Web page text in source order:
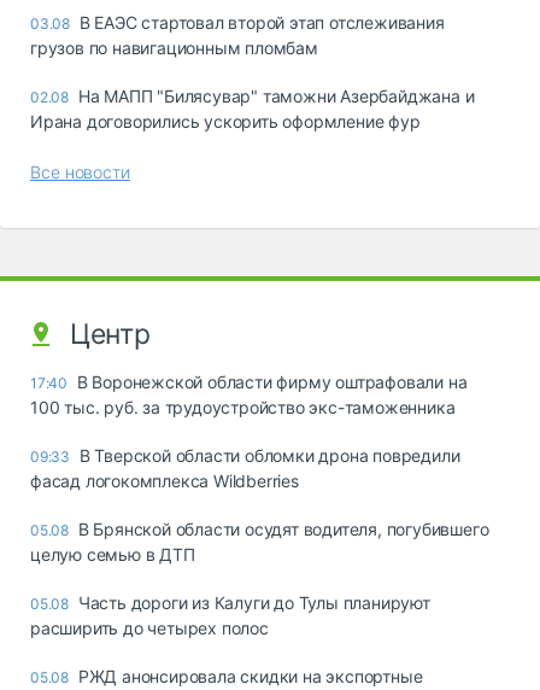
03.08 В ЕАЭС стартовал второй этап отслеживания
грузов по навигационным пломбам
02.08 На МАПП "Билясувар" таможни Азербайджана и
Ирана договорились ускорить оформление фур
Все новости
Центр
17:40
В Воронежской области фирму оштрафовали на
100 тыс. руб. за трудоустройство экс-таможенника
09:33
В Тверской области обломки дрона повредили
фасад логокомплекса Wildberries
05.08 В Брянской области осудят водителя, погубившего
целую семью в ДТП
05.08 Часть дороги из Калуги до Тулы планируют
расширить до четырех полос
05.08 РЖД анонсировала скидки на экспортные